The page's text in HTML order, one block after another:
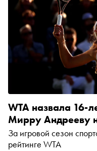
WTA назвала 16-
Мирру Андрееву
За игровой сезон
рейтинге WTA